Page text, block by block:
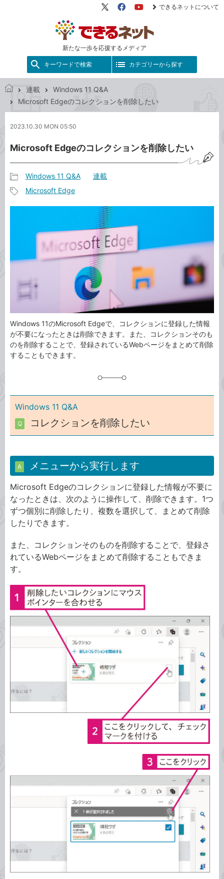
新たな一歩を応援するメディア
X（旧
FacebookYouTube
できるネットについて
キーワードで検索 カテゴリーから探す
で
ネ
ト
連載
Windows 11 Q&A
Microsoft Edgeのコレクションを削除したい
2023.10.30 MON 05:50
Microsoft Edgeのコレクションを削除したい
事
カ
Windows 11 Q&A 連載
Microsoft Edge
Windows 11のMicrosoft Edgeで、コレクションに登録した情報
が不要になったときは削除できます。また、コレクションそのも
のを削除することで、登録されているWebページをまとめて削除
することもできます。
Windows 11 Q&A
Q コレクションを削除したい
A メニューから実行します
Microsoft Edgeのコレクションに登録した情報が不要に
なったときは、次のように操作して、削除できます。1つ
ずつ個別に削除したり、複数を選択して、まとめて削除
したりできます。
また、コレクションそのものを削除することで、登録さ
れているWebページをまとめて削除することもできま
す。